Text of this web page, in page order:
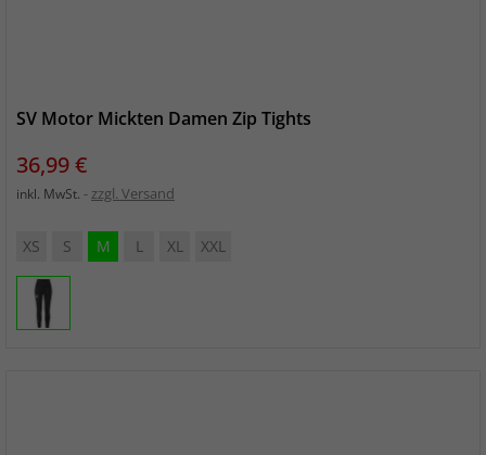
SV Motor Mickten Damen Zip Tights
Preis
36,99 €
inkl. MwSt. zzgl. Versand
XS S M L XL XXL